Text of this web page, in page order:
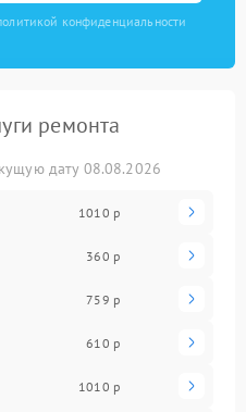
конфиденциальности
ремонта
дату 08.08.2026
1010 р
360 р
759 р
610 р
1010 р